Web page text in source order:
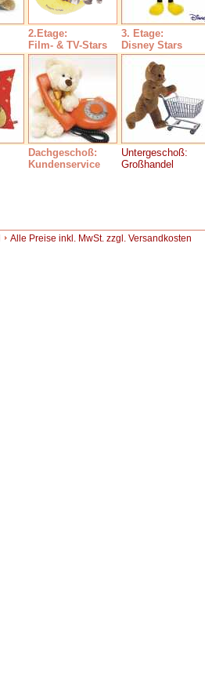
2.Etage:
Film- & TV-Stars
3. Etage:
Disney Stars
Dachgeschoß:
Kundenservice
Untergeschoß:
Großhandel
Alle Preise inkl. MwSt. zzgl. Versandkosten